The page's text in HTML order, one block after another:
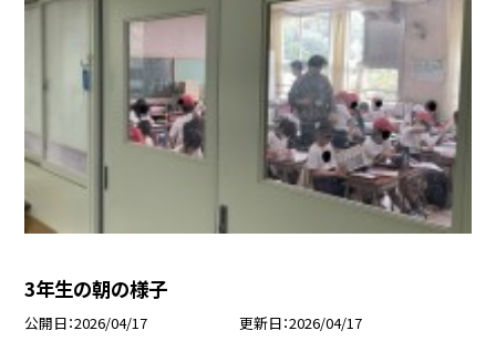
3年生の朝の様子
公開日 2026/04/17 更新日 2026/04/17